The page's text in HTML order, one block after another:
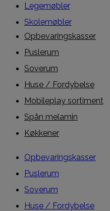
Legemøbler
Skolemøbler
Opbevaringskasser
Puslerum
Soverum
Huse / Fordybelse
Mobileplay sortiment
Spån melamin
Køkkener
Opbevaringskasser
Puslerum
Soverum
Huse / Fordybelse